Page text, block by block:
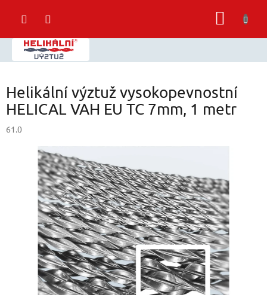
Helikální výztuž vysokopevnostní
HELICAL VAH EU TC 7mm, 1 metr
61.0